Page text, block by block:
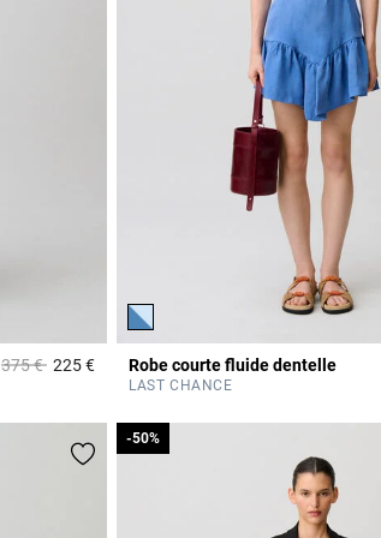
Prix réduit à partir de
375 €à225 €3,8 out of 5 Customer Rating
Robe courte fluide dentelle
LAST CHANCE
-50%
-50%